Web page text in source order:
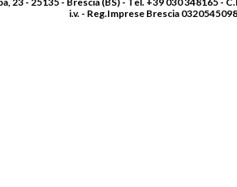
i.v. - Reg.Imprese Brescia